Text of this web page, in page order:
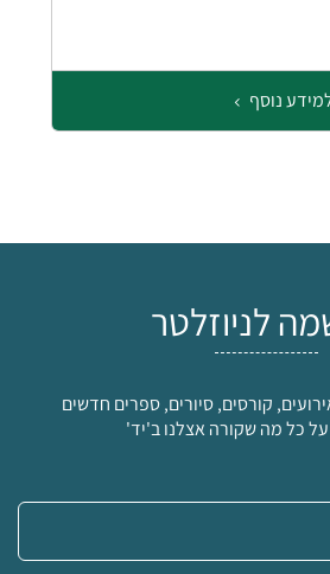
נוסף
לניוזלטר
קורסים, סיורים, ספרים חדשים
כל מה שקורה אצלנו ב'יד'